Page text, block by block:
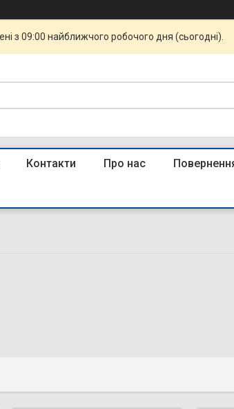
з 09:00 найближчого робочого дня (сьогодні).
Контакти Про нас